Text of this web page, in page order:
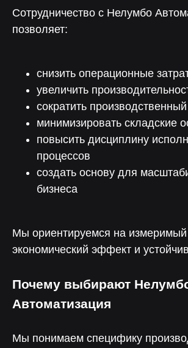
Сотрудничество с Нелумбо
позволяет:
снизить операционные
увеличить
сократить
минимизировать складские
повысить дисциплину
процессов
создать основу для
бизнеса
Мы ориентируемся на измеримый
экономический эффект и
Почему выбирают
Автоматизация
Мы понимаем специфику
О компании
90% 100+